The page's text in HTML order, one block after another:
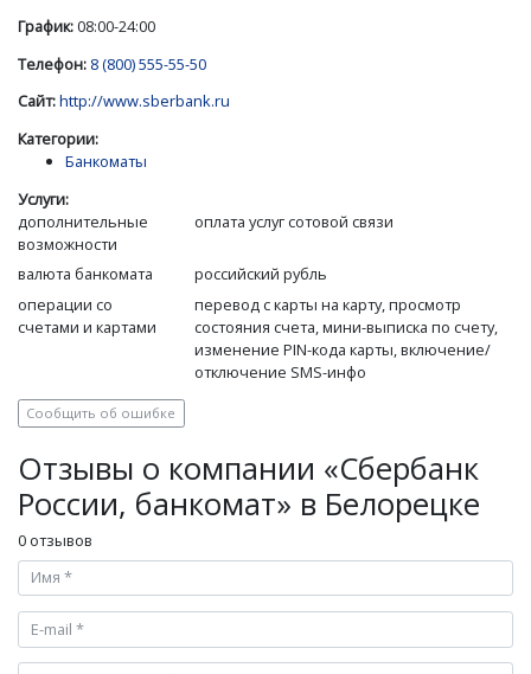
График:08:00-24:00
Телефон: 8 (800) 555-55-50
Сайт:http://www.sberbank.ru
Категории:
Банкоматы
Услуги:
дополнительные
возможности
оплата услуг сотовой связи
валюта банкомата
российский рубль
операции со
счетами и картами
перевод с карты на карту, просмотр
состояния счета, мини-выписка по счету,
изменение PIN-кода карты, включение/
отключение SMS-инфо
Сообщить об ошибке
Отзывы о компании «Сбербанк
России, банкомат» в Белорецке
0 отзывов